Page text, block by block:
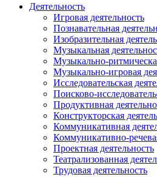
Деятельность
Игровая деятельность
Познавательная
Изобразительная
Музыкальная
Музыкально-
Музыкально-игровая
Исследовательская
Поисково-
Продуктивная
Конструкторская
Коммуникативная
Коммуникативно-
Проектная деятельность
Театрализованная
Трудовая деятельность